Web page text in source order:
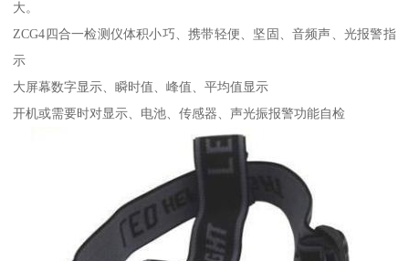
大。
ZCG4四合一检测仪体积小巧、携带轻便、坚固、音频声、光报警指
示
大屏幕数字显示、瞬时值、峰值、平均值显示
开机或需要时对显示、电池、传感器、声光振报警功能自检